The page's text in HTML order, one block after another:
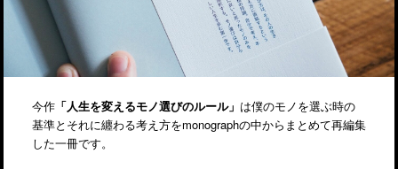
今作「人生を変えるモノ選びのルール」 は僕のモノを選ぶ時の
基準とそれに纏わる考え方をmonographの中からまとめて再編集
した一冊です。